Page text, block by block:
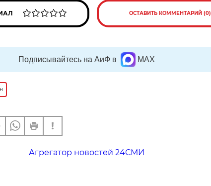
ОСТАВИТЬ КОММЕНТАРИЙ (0)
Подписывайтесь на АиФ в MAX
Агрегатор новостей 24СМИ